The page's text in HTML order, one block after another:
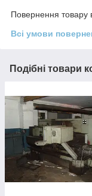
Повернення товару
Всі умови
Подібні товари